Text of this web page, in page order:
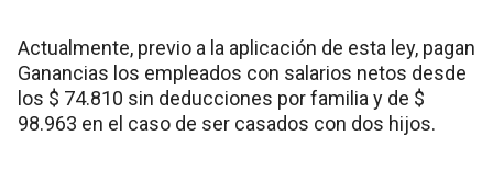
Actualmente, previo a la aplicación de esta ley, pagan
Ganancias los empleados con salarios netos desde
los $ 74.810 sin deducciones por familia y de $
98.963 en el caso de ser casados con dos hijos.